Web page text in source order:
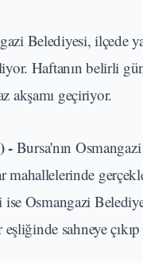
Belediyesi, ilçede
Haftanın belirli
akşamı geçiriyor.
- Bursa'nın
mahallelerinde
Osmangazi
eşliğinde sahneye